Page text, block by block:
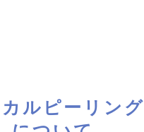
ルピーリング